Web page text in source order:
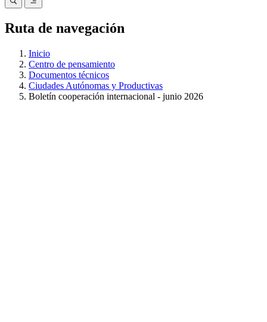
Ruta de navegación
Inicio
Centro de pensamiento
Documentos técnicos
Ciudades Autónomas y Productivas
Boletín cooperación internacional - junio 2026